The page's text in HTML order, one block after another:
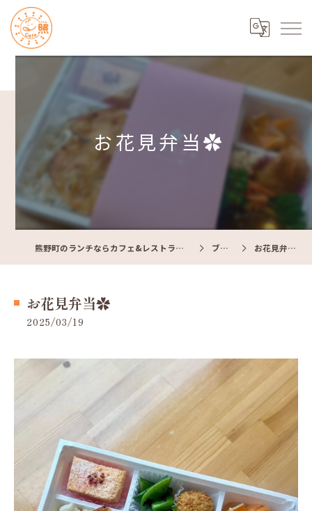
お花見弁当✿
熊野町のランチならカフェ&レストラン Cafe照 ブログ お花見弁当✿
お花見弁当✿
2025/03/19